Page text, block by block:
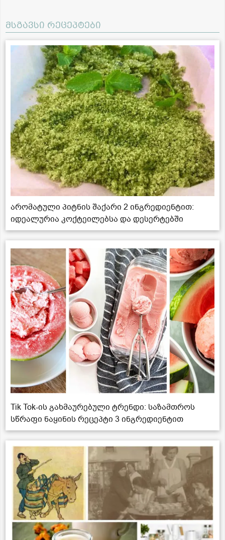
მსგავსი რეცეპტები
არომატული პიტნის შაქარი 2 ინგრედიენტით:
იდეალურია კოქტეილებსა და დესერტებში
Tik Tok-ის გახმაურებული ტრენდი: საზამთროს
სწრაფი ნაყინის რეცეპტი 3 ინგრედიენტით